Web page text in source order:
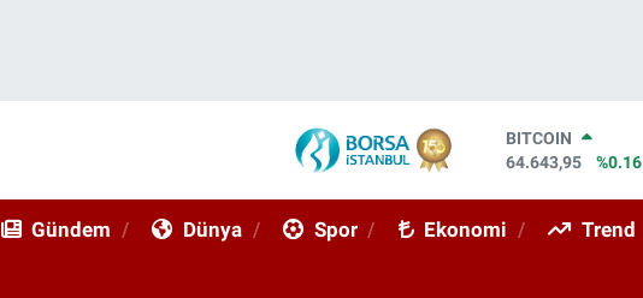
BITCOIN
64.643,95
%0.16
EURO
Gündem Dünya Spor Ekonomi Trend